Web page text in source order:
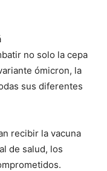
no solo la cepa
ómicron, la
sus diferentes
recibir la vacuna
de salud, los